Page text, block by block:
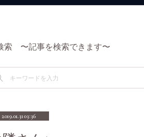
索 〜記事を検索できます〜
2019.01.31 03:36